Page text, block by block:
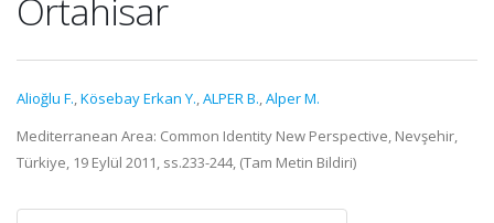
Ortahisar
Alioğlu F.,Kösebay Erkan Y.,ALPER B.,Alper M.
Mediterranean Area: Common Identity New Perspective, Nevşehir,
Türkiye, 19 Eylül 2011, ss.233-244, (Tam Metin Bildiri)